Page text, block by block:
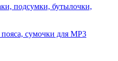
подсумки, бутылочки,
сумочки для MP3